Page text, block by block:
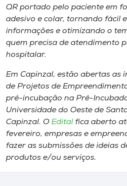
QR portado pelo paciente em
adesivo e colar, tornando fácil
informações e otimizando o
quem precisa de atendimento
hospitalar.
Em Capinzal, estão abertas as
de Projetos de
pré-incubação na Pré-
Universidade do Oeste de
Capinzal. O Edital fica aberto
fevereiro, empresas e
fazer as submissões de ideias
produtos e/ou serviços.